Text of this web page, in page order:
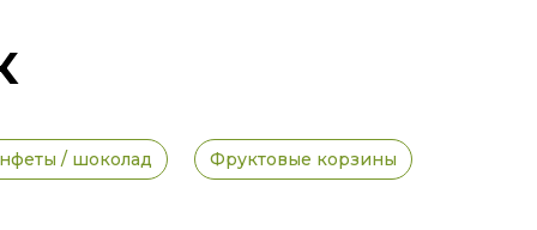
/ шоколад Фруктовые корзины